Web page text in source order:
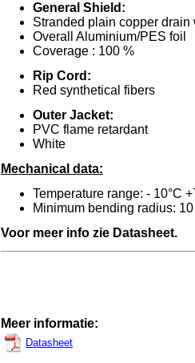
General Shield:
Stranded plain copper drain
Overall Aluminium/PES foil
Coverage : 100 %
Rip Cord:
Red synthetical fibers
Outer Jacket:
PVC flame retardant
White
Mechanical data:
Temperature range: - 10°C
Minimum bending radius:
Voor meer info zie Datasheet.
Meer informatie:
Datasheet